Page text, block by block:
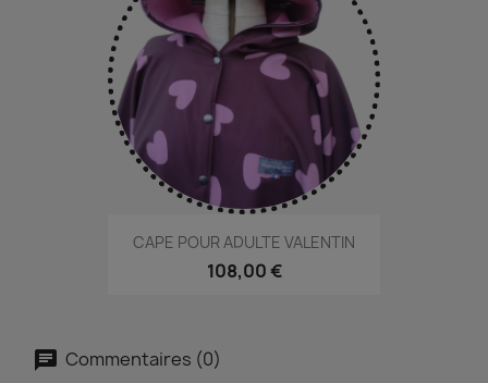
CAPE POUR ADULTE VALENTIN
108,00 €
Commentaires (0)